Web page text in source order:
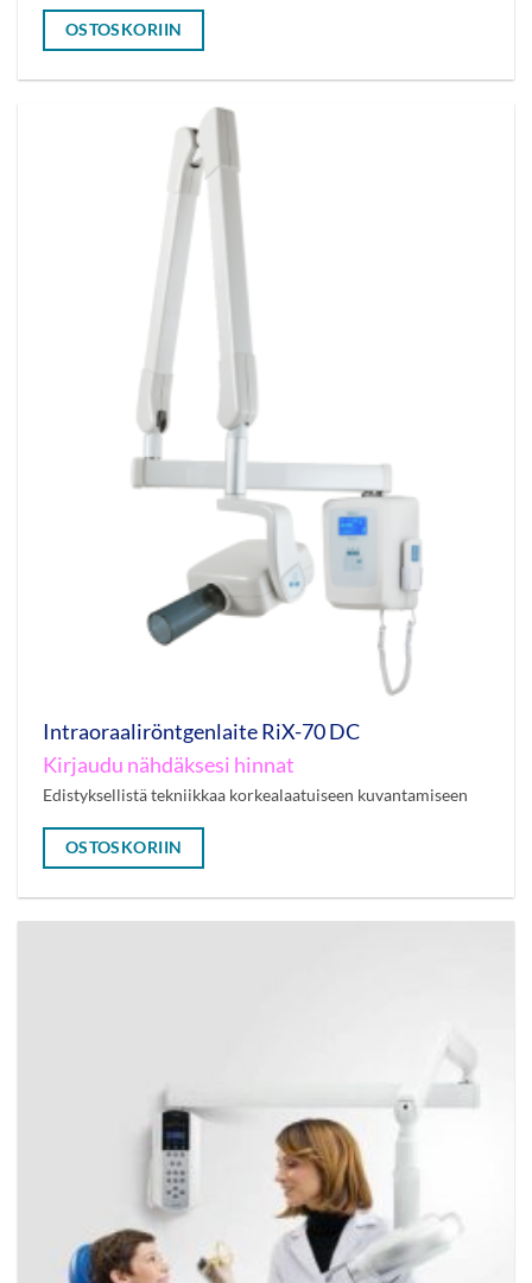
OSTOSKORIIN
Intraoraaliröntgenlaite RiX-70 DC
Kirjaudu nähdäksesi hinnat
Edistyksellistä tekniikkaa korkealaatuiseen kuvantamiseen
OSTOSKORIIN